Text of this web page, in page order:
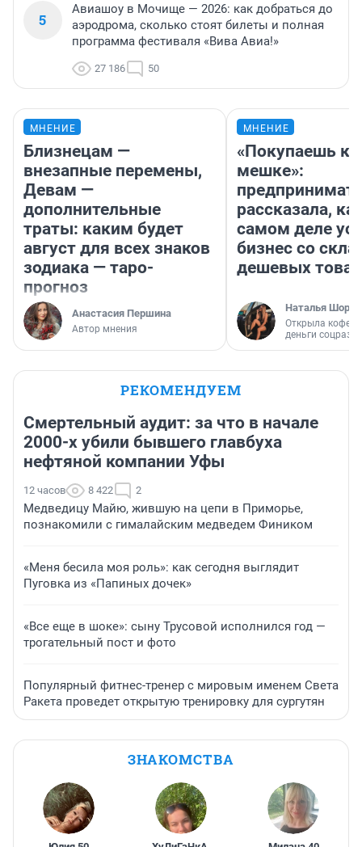
5
Авиашоу в Мочище — 2026: как добраться до
аэродрома, сколько стоят билеты и полная
программа фестиваля «Вива Авиа!»
27 186 50
МНЕНИЕ
Близнецам —
внезапные перемены,
Девам —
дополнительные
траты: каким будет
август для всех знаков
зодиака — таро-
прогноз
Анастасия Першина
Автор мнения
МНЕНИЕ
«Покупаешь
мешке»:
рассказала,
самом деле
бизнес со
дешевых
Наталья
Открыла
деньги
РЕКОМЕНДУЕМ
Смертельный аудит: за что в начале
2000-х убили бывшего главбуха
нефтяной компании Уфы
12 часов 8 422 2
Медведицу Майю, жившую на цепи в Приморье,
познакомили с гималайским медведем Фиником
«Меня бесила моя роль»: как сегодня выглядит
Пуговка из «Папиных дочек»
«Все еще в шоке»: сыну Трусовой исполнился год —
трогательный пост и фото
Популярный фитнес-тренер с мировым именем Света
Ракета проведет открытую тренировку для сургутян
ЗНАКОМСТВА